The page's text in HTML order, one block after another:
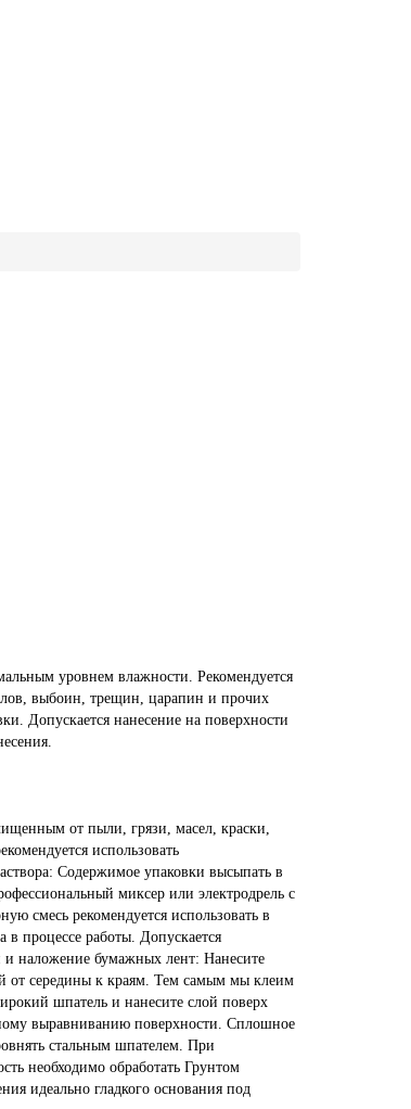
уровнем влажности. Рекомендуется
выбоин, трещин, царапин и прочих
Допускается нанесение на поверхности
от пыли, грязи, масел, краски,
использовать
Содержимое упаковки высыпать в
миксер или электродрель с
смесь рекомендуется использовать в
в процессе работы. Допускается
и наложение бумажных лент: Нанесите
от середины к краям. Тем самым мы клеим
шпатель и нанесите слой поверх
выравниванию поверхности. Сплошное
стальным шпателем. При
необходимо обработать Грунтом
идеально гладкого основания под